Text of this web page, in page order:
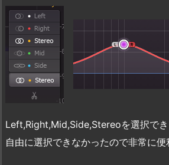
Left,Right,Mid,Side,Stereoを選択で
自由に選択できなかったので非常に便